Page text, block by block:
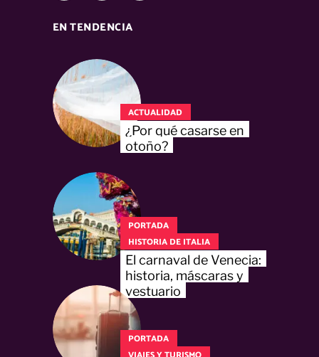
EN TENDENCIA
ACTUALIDAD
¿Por qué casarse en
otoño?
PORTADA
HISTORIA DE ITALIA
El carnaval de Venecia:
historia, máscaras y
vestuario
PORTADA